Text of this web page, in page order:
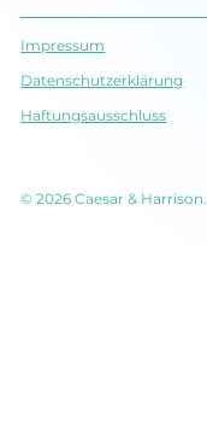
© 2026 Caesar & Harrison.
Impressum
Datenschutz­erklärung
Haftungsausschluss